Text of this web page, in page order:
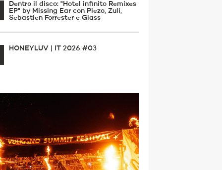
Dentro il disco: "Hotel infinito Remixes
EP" by Missing Ear con Piezo, Zuli,
Sebastien Forrester e Glass
HONEYLUV | IT 2026 #03